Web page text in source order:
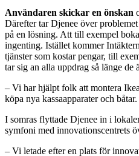
Användaren skickar en önskan
Därefter tar Djenee över
på en lösning. Att till exempel
ingenting. Istället kommer
tjänster som kostar pengar, till
tar sig an alla uppdrag så länge de
– Vi har hjälpt folk att montera
köpa nya kassaapparater och båtar.
I somras flyttade Djenee in i
symfoni med innovationscentrets
– Vi letade efter en plats för